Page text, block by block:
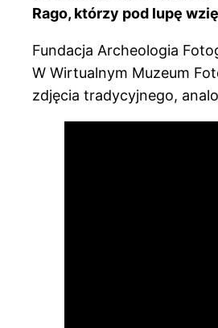
Rago, którzy pod lupę
Fundacja Archeologia
W Wirtualnym Muzeum
zdjęcia tradycyjnego,